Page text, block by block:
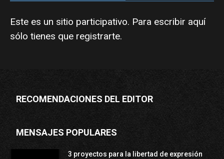
Este es un sitio participativo. Para escribir aquí
sólo tienes que registrarte.
RECOMENDACIONES DEL EDITOR
MENSAJES POPULARES
3 proyectos para la libertad de expresión